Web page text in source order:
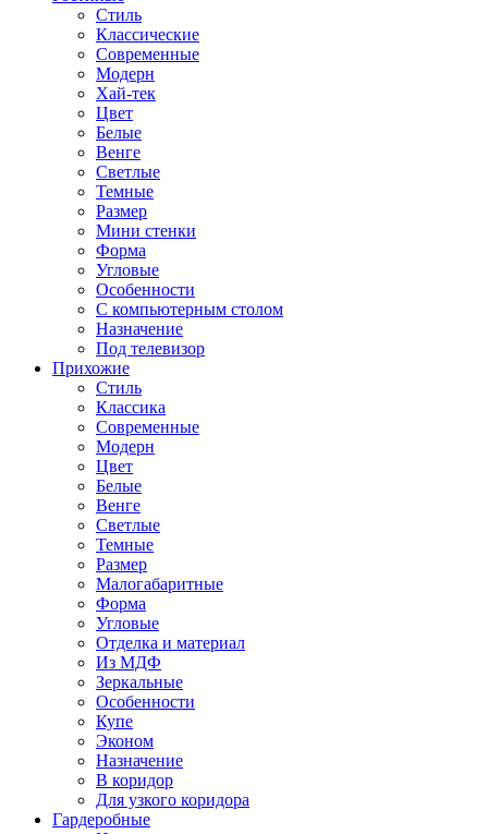
Стиль
Классические
Современные
Модерн
Хай-тек
Цвет
Белые
Венге
Светлые
Темные
Размер
Мини стенки
Форма
Угловые
Особенности
С компьютерным столом
Назначение
Под телевизор
Прихожие
Стиль
Классика
Современные
Модерн
Цвет
Белые
Венге
Светлые
Темные
Размер
Малогабаритные
Форма
Угловые
Отделка и материал
Из МДФ
Зеркальные
Особенности
Купе
Эконом
Назначение
В коридор
Для узкого коридора
Гардеробные